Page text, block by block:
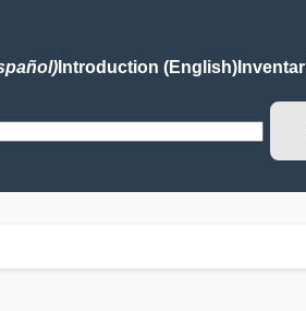
Introduction (English)